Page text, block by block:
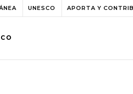
UNESCO APORTA Y